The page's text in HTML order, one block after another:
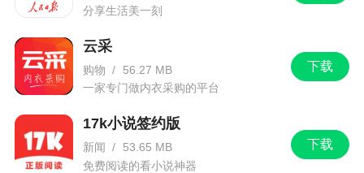
分享生活美一刻
下载
云采
购物 /
56.27 MB
一家专门做内衣采购的平台
下载
17k小说签约版
新闻 /
53.65 MB
免费阅读的看小说神器